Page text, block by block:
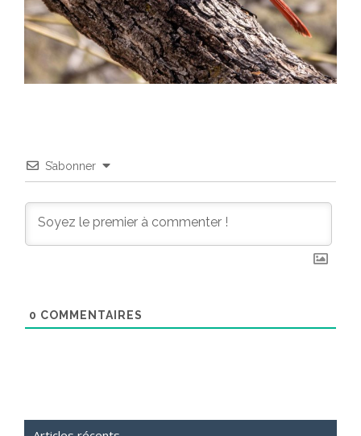
S’abonner
0 COMMENTAIRES